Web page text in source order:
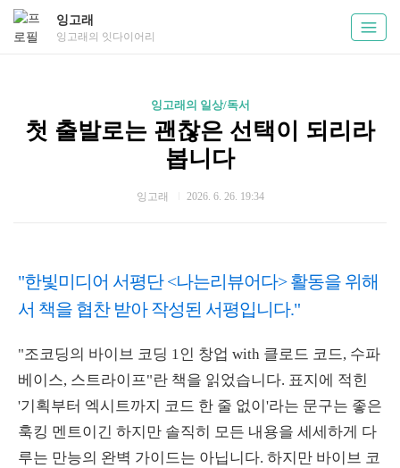
잉고래
잉고래의 잇다이어리
잉고래의 일상/독서
첫 출발로는 괜찮은 선택이 되리라
봅니다
잉고래 2026. 6. 26. 19:34
"한빛미디어 서평단 <나는리뷰어다> 활동을 위해
서 책을 협찬 받아 작성된 서평입니다."
"조코딩의 바이브 코딩 1인 창업 with 클로드 코드, 수파
베이스, 스트라이프"란 책을 읽었습니다. 표지에 적힌
'기획부터 엑시트까지 코드 한 줄 없이'라는 문구는 좋은
훅킹 멘트이긴 하지만 솔직히 모든 내용을 세세하게 다
루는 만능의 완벽 가이드는 아닙니다. 하지만 바이브 코